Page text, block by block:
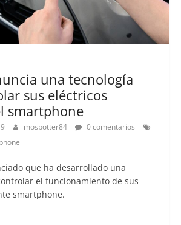
una tecnología
sus eléctricos
smartphone
mospotter84
0 comentarios
que ha desarrollado una
el funcionamiento de sus
smartphone.